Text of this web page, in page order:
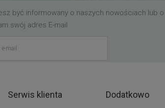
być informowany o naszych nowościach lub o
swój adres E-mail
Serwis klienta Dodatkowo